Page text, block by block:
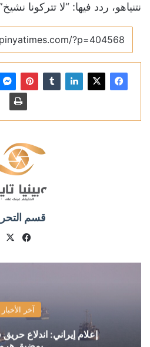
نتنياهو، ردد فيها: “لا تتركونا
قسم
آخر الأخبار
إعلام إيراني: اندلاع